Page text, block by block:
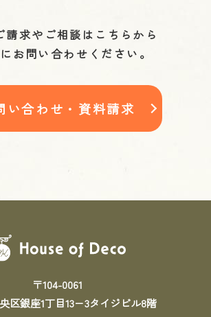
請求やご相談はこちらから
お問い合わせください。
い合わせ・資料請求
〒104-0061
区銀座1丁目13－3タイジビル8階